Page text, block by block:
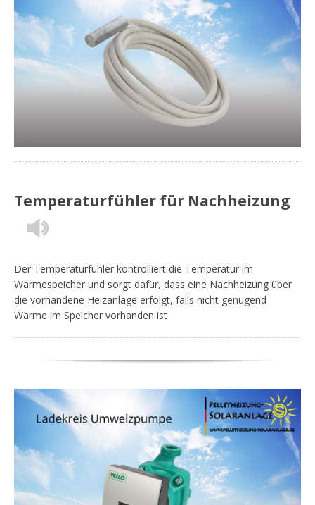
Temperaturfühler für Nachheizung
Der Temperaturfühler kontrolliert die Temperatur im
Wärmespeicher und sorgt dafür, dass eine Nachheizung über
die vorhandene Heizanlage erfolgt, falls nicht genügend
Wärme im Speicher vorhanden ist